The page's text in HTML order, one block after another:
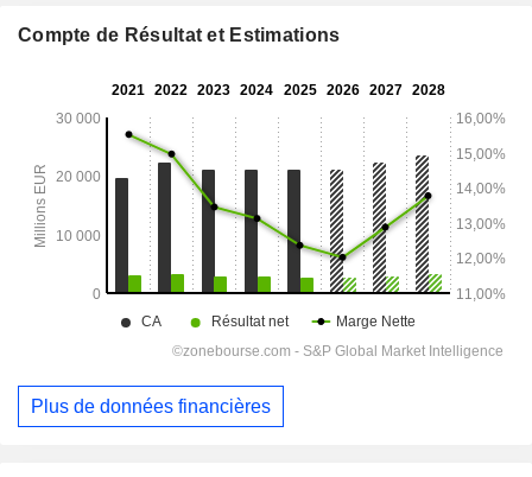
Compte de Résultat et Estimations
Plus de données financières